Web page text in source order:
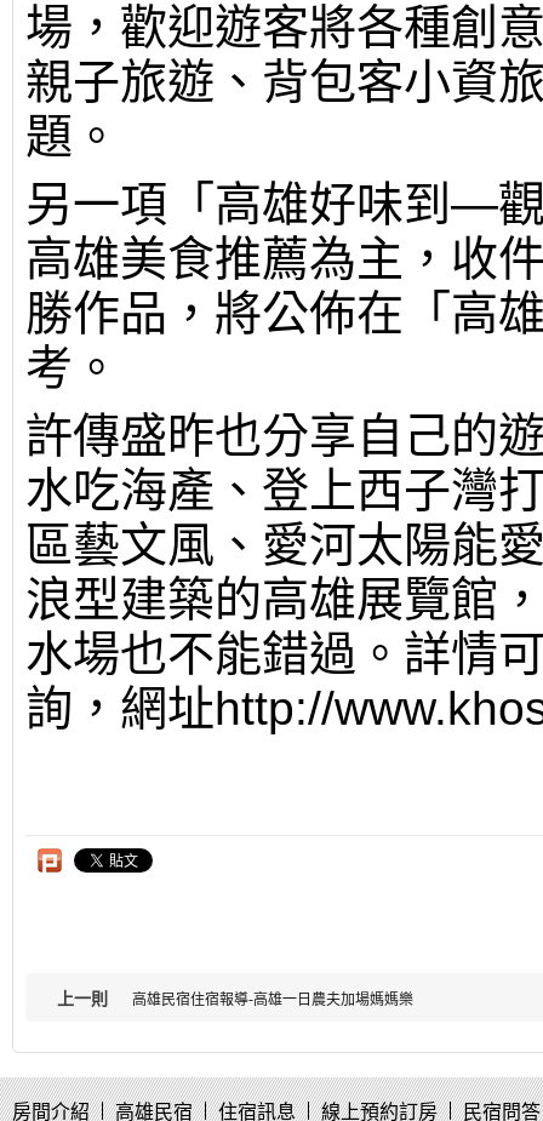
場，歡迎遊客將各種創
親子旅遊、背包客小資
題。
另一項「高雄好味到—
高雄美食推薦為主，收
勝作品，將公佈在「高
考。
許傳盛昨也分享自己的
水吃海產、登上西子灣
區藝文風、愛河太陽能
浪型建築的高雄展覽館
水場也不能錯過。詳情
詢，網址http://
上一則 高雄民宿住宿報導-高雄一日農夫加場媽媽樂
房間介紹 高雄民宿 住宿訊息 線上預約訂房 民宿問答